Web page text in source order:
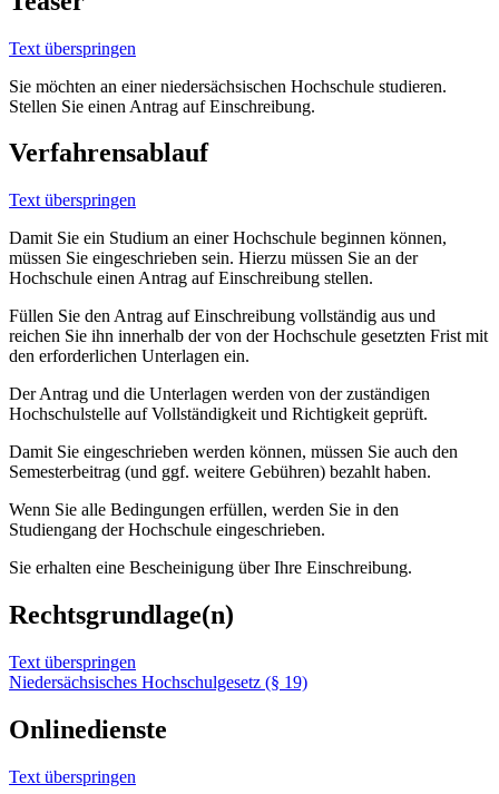
Text überspringen
Sie möchten an einer niedersächsischen Hochschule studieren.
Stellen Sie einen Antrag auf Einschreibung.
Verfahrensablauf
Text überspringen
Damit Sie ein Studium an einer Hochschule beginnen können,
müssen Sie eingeschrieben sein. Hierzu müssen Sie an der
Hochschule einen Antrag auf Einschreibung stellen.
Füllen Sie den Antrag auf Einschreibung vollständig aus und
reichen Sie ihn innerhalb der von der Hochschule gesetzten Frist mit
den erforderlichen Unterlagen ein.
Der Antrag und die Unterlagen werden von der zuständigen
Hochschulstelle auf Vollständigkeit und Richtigkeit geprüft.
Damit Sie eingeschrieben werden können, müssen Sie auch den
Semesterbeitrag (und ggf. weitere Gebühren) bezahlt haben.
Wenn Sie alle Bedingungen erfüllen, werden Sie in den
Studiengang der Hochschule eingeschrieben.
Sie erhalten eine Bescheinigung über Ihre Einschreibung.
Rechtsgrundlage(n)
Text überspringen
Niedersächsisches Hochschulgesetz (§ 19)
Onlinedienste
Text überspringen